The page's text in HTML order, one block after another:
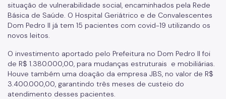
situação de vulnerabilidade social, encaminhados pela Rede
Básica de Saúde. O Hospital Geriátrico e de Convalescentes
Dom Pedro II já tem 15 pacientes com covid-19 utilizando os
novos leitos.
O investimento aportado pelo Prefeitura no Dom Pedro II foi
de R$ 1.380.000,00, para mudanças estruturais e mobiliárias.
Houve também uma doação da empresa JBS, no valor de R$
3.400.000,00, garantindo três meses de custeio do
atendimento desses pacientes.